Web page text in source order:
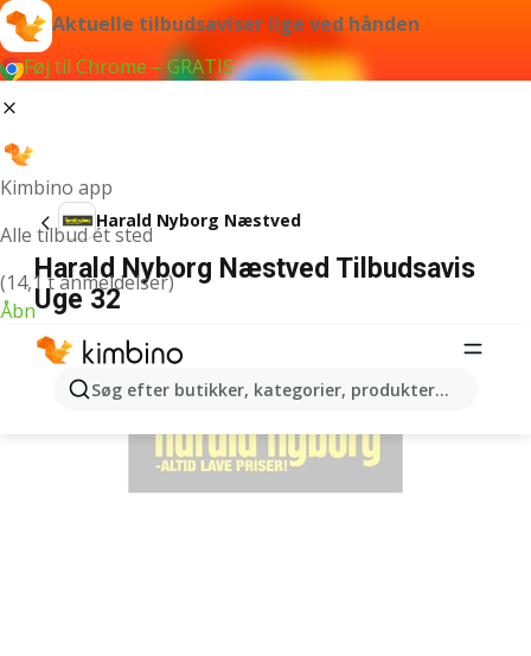
Aktuelle tilbudsaviser lige ved hånden
Føj til Chrome – GRATIS
Kimbino app
Alle tilbud ét sted
(14,1 t anmeldelser)
Åbn
Søg efter butikker, kategorier, produkter...
Harald Nyborg Næstved
Harald Nyborg Næstved Tilbudsavis
Uge 32